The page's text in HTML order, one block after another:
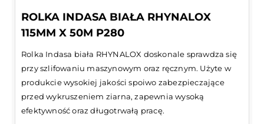
ROLKA INDASA BIAŁA RHYNALOX
115MM X 50M P280
Rolka Indasa biała RHYNALOX doskonale sprawdza się
przy szlifowaniu maszynowym oraz ręcznym. Użyte w
produkcie wysokiej jakości spoiwo zabezpieczające
przed wykruszeniem ziarna, zapewnia wysoką
efektywność oraz długotrwałą pracę.